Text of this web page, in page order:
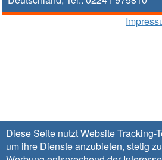
Diese Seite nutzt Website Tracking-
um ihre Dienste anzubieten, stetig